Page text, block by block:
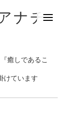
ナチ
癒しであるこ
けています